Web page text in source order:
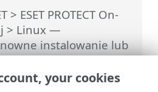
> ESET PROTECT On-
> Linux —
instalowanie lub
ESET
your cookies